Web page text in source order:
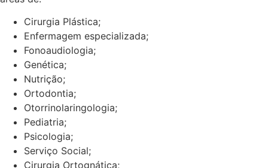
Cirurgia Plástica;
Enfermagem especializada;
Fonoaudiologia;
Genética;
Nutrição;
Ortodontia;
Otorrinolaringologia;
Pediatria;
Psicologia;
Serviço Social;
Cirurgia Ortognática;